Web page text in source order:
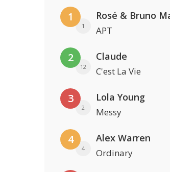
1
1
Rosé & Bruno
APT
2
12
Claude
C'est La Vie
3
2
Lola Young
Messy
4
4
Alex Warren
Ordinary